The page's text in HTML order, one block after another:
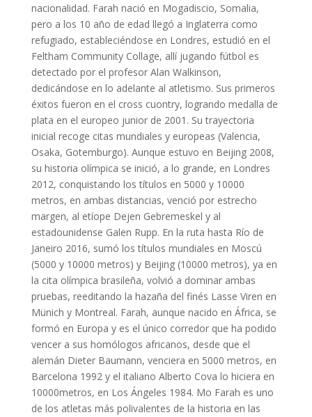
nacionalidad. Farah nació en Mogadiscio, Somalia,
pero a los 10 año de edad llegó a Inglaterra como
refugiado, estableciéndose en Londres, estudió en el
Feltham Community Collage, allí jugando fútbol es
detectado por el profesor Alan Walkinson,
dedicándose en lo adelante al atletismo. Sus primeros
éxitos fueron en el cross cuontry, logrando medalla de
plata en el europeo junior de 2001. Su trayectoria
inicial recoge citas mundiales y europeas (Valencia,
Osaka, Gotemburgo). Aunque estuvo en Beijing 2008,
su historia olímpica se inició, a lo grande, en Londres
2012, conquistando los títulos en 5000 y 10000
metros, en ambas distancias, venció por estrecho
margen, al etíope Dejen Gebremeskel y al
estadounidense Galen Rupp. En la ruta hasta Río de
Janeiro 2016, sumó los títulos mundiales en Moscú
(5000 y 10000 metros) y Beijing (10000 metros), ya en
la cita olímpica brasileña, volvió a dominar ambas
pruebas, reeditando la hazaña del finés Lasse Viren en
Münich y Montreal. Farah, aunque nacido en África, se
formó en Europa y es el único corredor que ha podido
vencer a sus homólogos africanos, desde que el
alemán Dieter Baumann, venciera en 5000 metros, en
Barcelona 1992 y el italiano Alberto Cova lo hiciera en
10000metros, en Los Ángeles 1984. Mo Farah es uno
de los atletas más polivalentes de la historia en las